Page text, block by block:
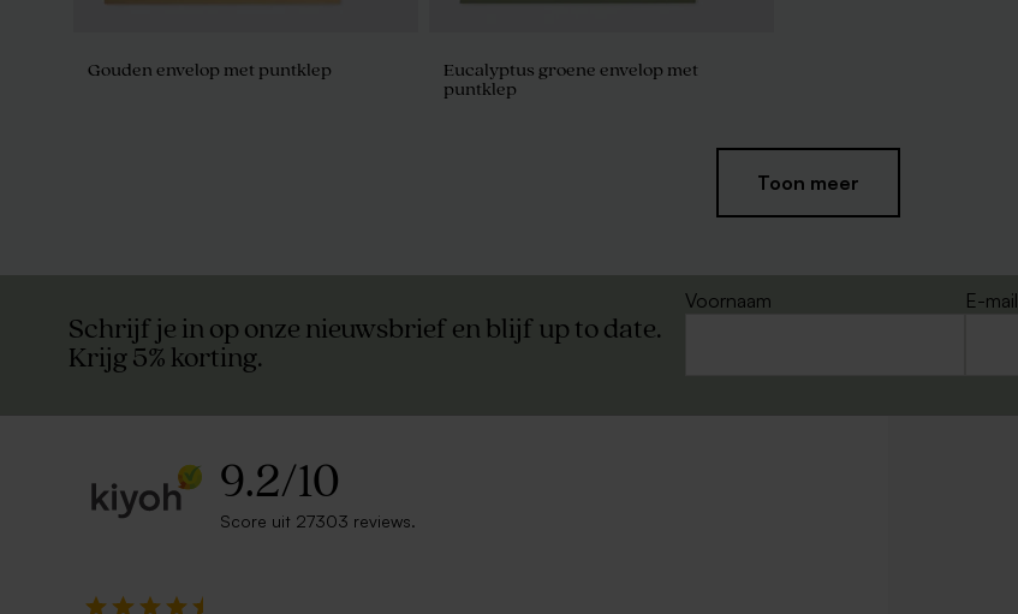
Gouden envelop met puntklep
Eucalyptus groene envelop met
puntklep
Donkerblauwe envelop met puntklep
Toon meer
Schrijf je in op onze nieuwsbrief en blijf up to date.
Krijg 5% korting.
Voornaam
E-mail
9.2/10
Score uit 27303 reviews.